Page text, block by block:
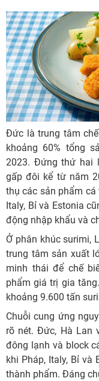
Đức là trung tâm
khoảng 60% tổng
2023. Đứng thứ hai
gấp đôi kể từ năm
thụ các sản phẩm cá
Italy, Bỉ và Estonia
động nhập khẩu và
Ở phân khúc surimi,
trung tâm sản xuất
minh thái để chế
phẩm giá trị gia
khoảng 9.600 tấn
Chuỗi cung ứng
rõ nét. Đức, Hà Lan
đông lạnh và block
khi Pháp, Italy, Bỉ và
thành phẩm. Đáng